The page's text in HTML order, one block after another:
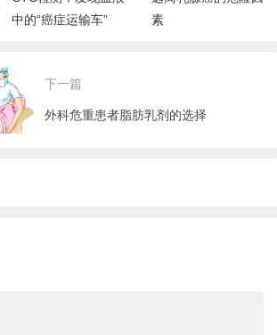
中的“癌症运输车”
素
下一篇
外科危重患者脂肪乳剂的选择